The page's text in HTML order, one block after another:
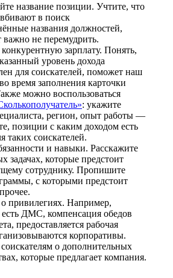
название позиции. Учтите, что
в поиск
названия должностей,
важно не перемудрить.
зарплату. Понять,
уровень дохода
для соискателей, поможет наш
время заполнения карточки
можно воспользоваться
: укажите
регион, опыт работы —
позиции с каким доходом есть
таких соискателей.
и навыки. Расскажите
задачах, которые предстоит
сотруднику. Пропишите
с которыми предстоит
о привилегиях. Например,
ДМС, компенсация обедов
предоставляется рабочая
корпоративы.
о дополнительных
которые предлагает компания.